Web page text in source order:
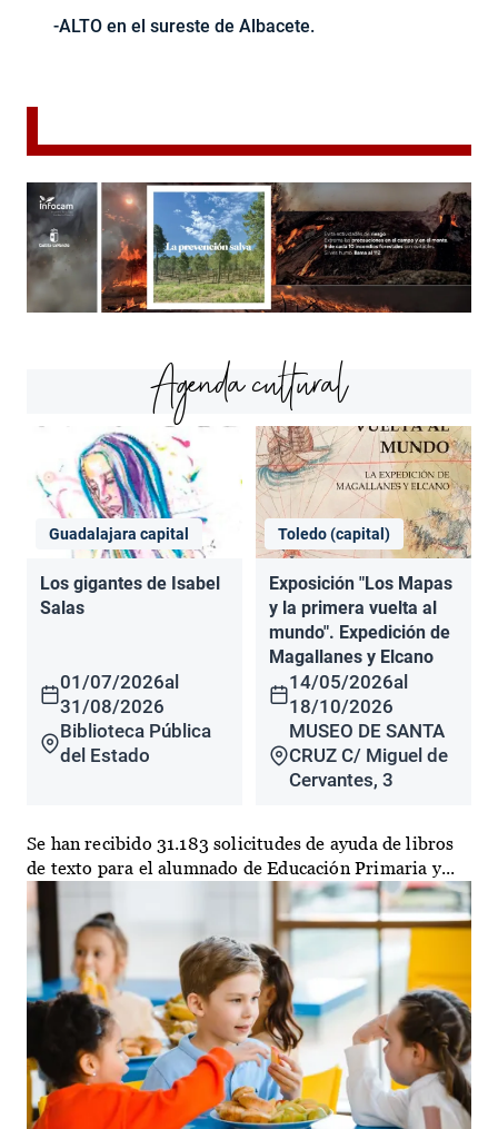
-ALTO en el sureste de Albacete.
Agenda cultural
Guadalajara capital
Los gigantes de Isabel
Salas
01/07/2026al
31/08/2026
Biblioteca Pública
del Estado
Toledo (capital)
Exposición "Los Mapas
y la primera vuelta al
mundo". Expedición de
Magallanes y Elcano
14/05/2026al
18/10/2026
MUSEO DE SANTA
CRUZ C/ Miguel de
Cervantes, 3
Se han recibido 31.183 solicitudes de ayuda de libros
de texto para el alumnado de Educación Primaria y...